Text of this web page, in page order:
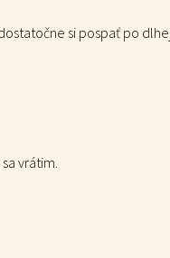
si pospať po
vrátim.